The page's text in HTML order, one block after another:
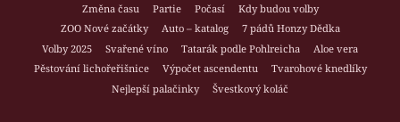
Změna času
Partie Počasí
Kdy budou volby
ZOO Nové začátky
Auto – katalog
7 pádů Honzy Dědka
Volby 2025
Svařené víno Tatarák podle Pohlreicha
Aloe vera
Pěstování lichořeřišnice
Výpočet ascendentu
Tvarohové knedlíky
Nejlepší palačinky
Švestkový koláč